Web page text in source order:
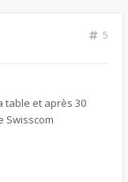
5
table et après 30
Swisscom